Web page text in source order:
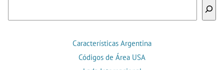
Características Argentina
Códigos de Área USA